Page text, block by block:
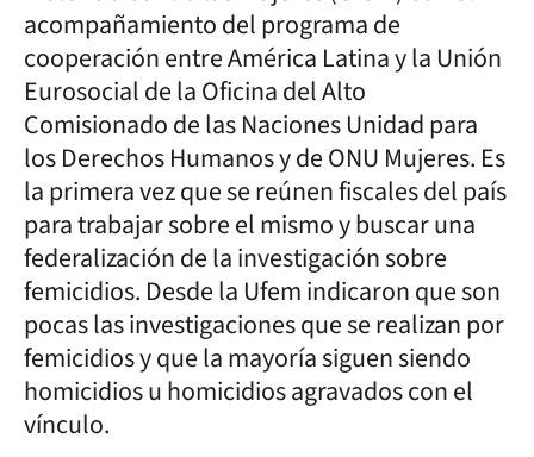
acompañamiento del programa de
cooperación entre América Latina y la Unión
Eurosocial de la Oficina del Alto
Comisionado de las Naciones Unidad para
los Derechos Humanos y de ONU Mujeres. Es
la primera vez que se reúnen fiscales del país
para trabajar sobre el mismo y buscar una
federalización de la investigación sobre
femicidios. Desde la Ufem indicaron que son
pocas las investigaciones que se realizan por
femicidios y que la mayoría siguen siendo
homicidios u homicidios agravados con el
vínculo.